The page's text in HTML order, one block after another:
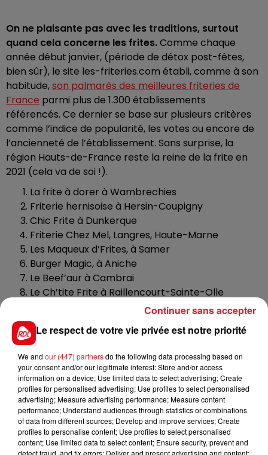
On ne plaisante pas avec les traditions, surtout
quand cela concerne les frites.Comme chaque
année début janvier, (période de détox post-fêtes,
bien sûr), le site les-friteries.com établi, comme à son
habitude,son palmarès des meilleures friteries de
France parmi plus de 1.300 établissements
référencés. Ce dernier se base sur plusieurs critères
comme l’indice de popularité, les votes ou encore de
l’ancienneté de l’établissement. Sans surprise, la
région Hauts-de-France reste la reine de la frite en
2021 (cela va de soi !).
La frite à dorer à Wambrechies
Friterie hernisoise à Hersin-Coupigny
Chic Frite à Dunkerque
Friterie Chez Mel, Langres, Haute-Marne
Les Maqueux d’Frites, à Samer
Burger Magic, à Aniche
Le Beef’aur à Cambrai
Le Ch’tite Frite à Raillencourt-Sainte-Olle
Snack Jo- Friterie Orchésienne à Orchies
O ch’ti Régal à Bruay-La-Buissière
Le respect de votre vie privée est notre priorité
We and our (447) partnersdo the following data processing based on
your consent and/or our legitimate interest: Store and/or access
information on a device; Use limited data to select advertising; Create
profiles for personalised advertising; Use profiles to select personalised
advertising; Measure advertising performance; Measure content
performance; Understand audiences through statistics or combinations
of data from different sources; Develop and improve services; Create
profiles to personalise content; Use profiles to select personalised
content; Use limited data to select content; Ensure security, prevent and
detect fraud, and fix errors; Deliver and present advertising and content;
Continuer sans accepter